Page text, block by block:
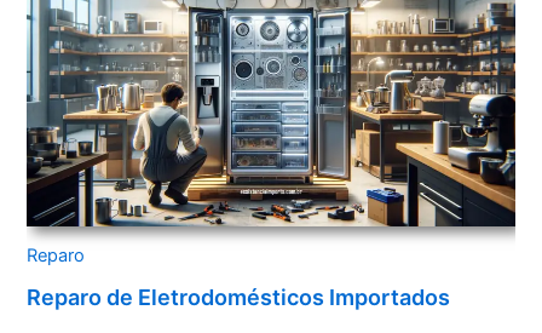
Reparo
Reparo de Eletrodomésticos Importados